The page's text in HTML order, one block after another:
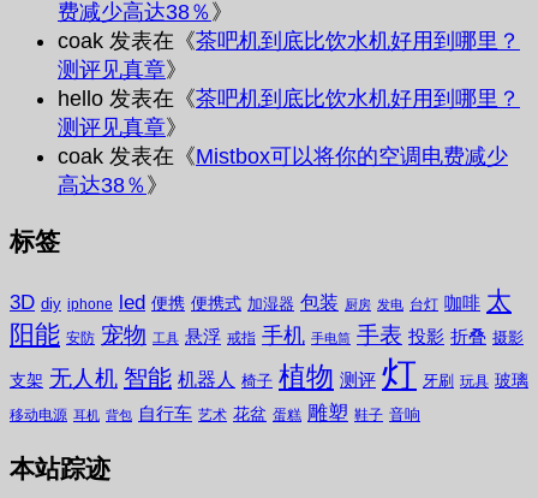
费减少高达38％ 》
coak 发表在《茶吧机到底比饮水机好用到哪里？
测评见真章》
hello 发表在《茶吧机到底比饮水机好用到哪里？
测评见真章》
coak 发表在《Mistbox可以将你的空调电费减少
高达38％ 》
标签
3D diy iphone led 便携 便携式 加湿器 包装 厨房 发电 台灯 咖啡 太
阳能 安防 宠物 工具 悬浮 戒指 手机 手电筒 手表 投影 折叠 摄影
支架 无人机 智能 机器人 椅子 植物 测评 灯 牙刷 玩具 玻璃
移动电源 耳机 背包 自行车 艺术 花盆 蛋糕 雕塑 鞋子 音响
本站踪迹